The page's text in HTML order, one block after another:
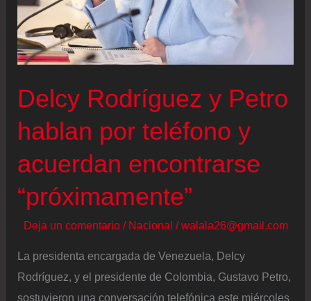
elecciones
Delcy Rodríguez y Petro
hablan por teléfono y
acuerdan encontrarse
“próximamente”
Deja un comentario / Nacional /walala26@gmail.com
La presidenta encargada de Venezuela, Delcy
Rodríguez, y el presidente de Colombia, Gustavo Petro,
sostuvieron una conversación telefónica este miércoles